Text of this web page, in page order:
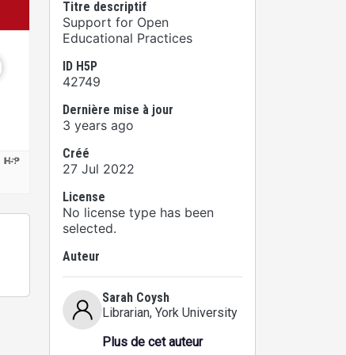
Titre descriptif
Support for Open
Educational Practices
ID H5P
42749
Dernière mise à jour
3 years ago
Créé
27 Jul 2022
License
No license type has been
selected.
Auteur
Sarah Coysh
Librarian, York University
Plus de cet auteur